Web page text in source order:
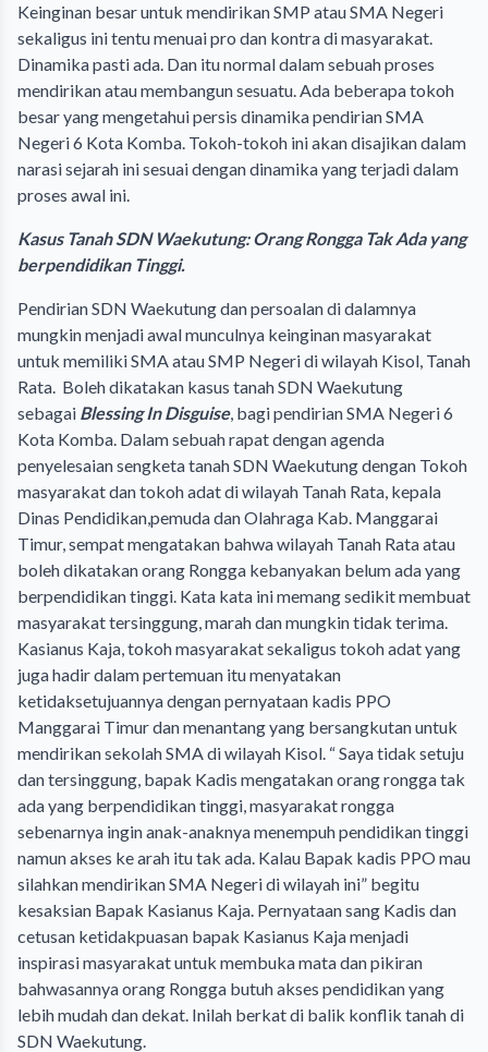
Keinginan besar untuk mendirikan SMP atau SMA Negeri
sekaligus ini tentu menuai pro dan kontra di masyarakat.
Dinamika pasti ada. Dan itu normal dalam sebuah proses
mendirikan atau membangun sesuatu. Ada beberapa tokoh
besar yang mengetahui persis dinamika pendirian SMA
Negeri 6 Kota Komba. Tokoh-tokoh ini akan disajikan dalam
narasi sejarah ini sesuai dengan dinamika yang terjadi dalam
proses awal ini.
Kasus Tanah SDN Waekutung: Orang Rongga Tak Ada yang
berpendidikan Tinggi.
Pendirian SDN Waekutung dan persoalan di dalamnya
mungkin menjadi awal munculnya keinginan masyarakat
untuk memiliki SMA atau SMP Negeri di wilayah Kisol, Tanah
Rata. Boleh dikatakan kasus tanah SDN Waekutung
sebagai Blessing In Disguise, bagi pendirian SMA Negeri 6
Kota Komba. Dalam sebuah rapat dengan agenda
penyelesaian sengketa tanah SDN Waekutung dengan Tokoh
masyarakat dan tokoh adat di wilayah Tanah Rata, kepala
Dinas Pendidikan,pemuda dan Olahraga Kab. Manggarai
Timur, sempat mengatakan bahwa wilayah Tanah Rata atau
boleh dikatakan orang Rongga kebanyakan belum ada yang
berpendidikan tinggi. Kata kata ini memang sedikit membuat
masyarakat tersinggung, marah dan mungkin tidak terima.
Kasianus Kaja, tokoh masyarakat sekaligus tokoh adat yang
juga hadir dalam pertemuan itu menyatakan
ketidaksetujuannya dengan pernyataan kadis PPO
Manggarai Timur dan menantang yang bersangkutan untuk
mendirikan sekolah SMA di wilayah Kisol. “ Saya tidak setuju
dan tersinggung, bapak Kadis mengatakan orang rongga tak
ada yang berpendidikan tinggi, masyarakat rongga
sebenarnya ingin anak-anaknya menempuh pendidikan tinggi
namun akses ke arah itu tak ada. Kalau Bapak kadis PPO mau
silahkan mendirikan SMA Negeri di wilayah ini” begitu
kesaksian Bapak Kasianus Kaja. Pernyataan sang Kadis dan
cetusan ketidakpuasan bapak Kasianus Kaja menjadi
inspirasi masyarakat untuk membuka mata dan pikiran
bahwasannya orang Rongga butuh akses pendidikan yang
lebih mudah dan dekat. Inilah berkat di balik konflik tanah di
SDN Waekutung.